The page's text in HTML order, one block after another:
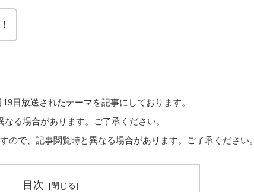
日放送されたテーマを記事にしております。
る場合があります。ご了承ください。
で、記事閲覧時と異なる場合があります。ご了承ください。
目次